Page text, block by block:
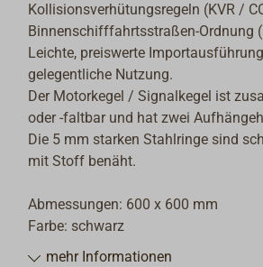
Kollisionsverhütungsregeln (KVR /
Binnenschifffahrtsstraßen-Ordnung
Leichte, preiswerte
gelegentliche Nutzung.
Der Motorkegel / Signalkegel ist
oder -faltbar und hat zwei
Die 5 mm starken Stahlringe sind
mit Stoff benäht.
Abmessungen: 600 x 600 mm
Farbe: schwarz
mehr Informationen